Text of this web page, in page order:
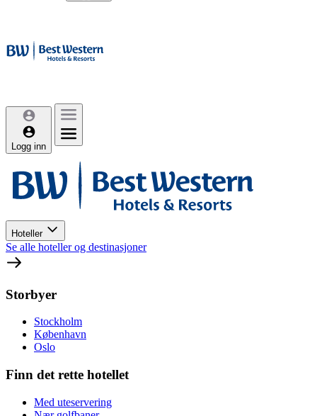
Logg inn
Hoteller
Se alle hoteller og destinasjoner
Storbyer
Stockholm
København
Oslo
Finn det rette hotellet
Med uteservering